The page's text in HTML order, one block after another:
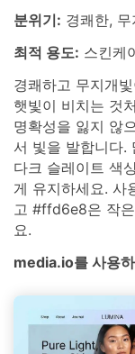
분위기: 경쾌한,
최적 용도: 스킨케
경쾌하고 무지개
햇빛이 비치는 것
명확성을 잃지 않
서 빛을 발합니다.
다크 슬레이트 색
게 유지하세요.
고 #ffd6e8은 작
요.
media.io를 사용